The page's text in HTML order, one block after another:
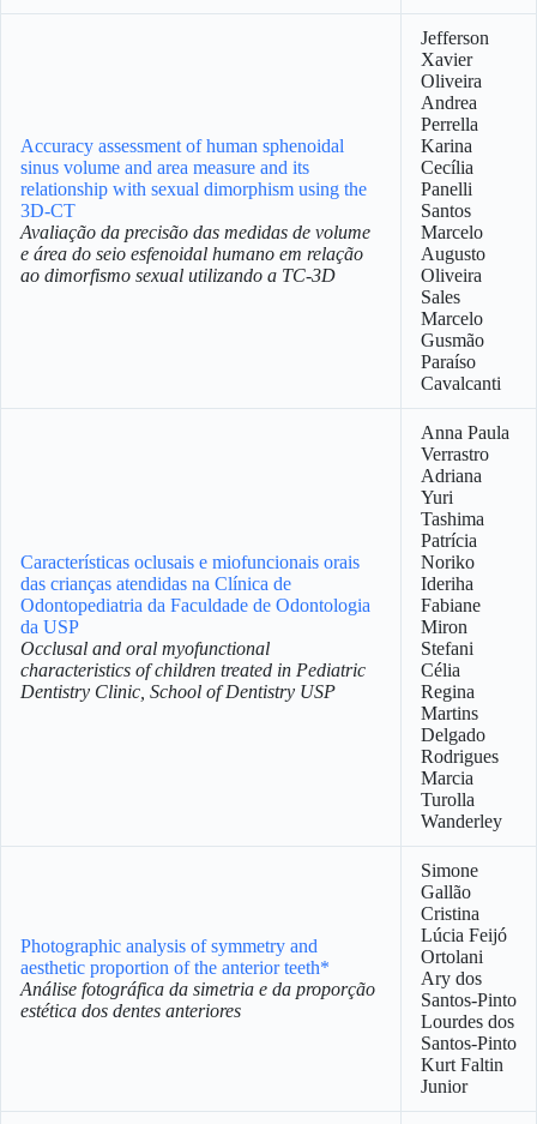
Accuracy assessment of human sphenoidal
sinus volume and area measure and its
relationship with sexual dimorphism using the
3D-CT
Avaliação da precisão das medidas de volume
e área do seio esfenoidal humano em relação
ao dimorfismo sexual utilizando a TC-3D
Jefferson
Xavier
Oliveira
Andrea
Perrella
Karina
Cecília
Panelli
Santos
Marcelo
Augusto
Oliveira
Sales
Marcelo
Gusmão
Paraíso
Cavalcanti
Características oclusais e miofuncionais orais
das crianças atendidas na Clínica de
Odontopediatria da Faculdade de Odontologia
da USP
Occlusal and oral myofunctional
characteristics of children treated in Pediatric
Dentistry Clinic, School of Dentistry USP
Anna Paula
Verrastro
Adriana
Yuri
Tashima
Patrícia
Noriko
Ideriha
Fabiane
Miron
Stefani
Célia
Regina
Martins
Delgado
Rodrigues
Marcia
Turolla
Wanderley
Photographic analysis of symmetry and
aesthetic proportion of the anterior teeth*
Análise fotográfica da simetria e da proporção
estética dos dentes anteriores
Simone
Gallão
Cristina
Lúcia Feijó
Ortolani
Ary dos
Santos-Pinto
Lourdes dos
Santos-Pinto
Kurt Faltin
Junior